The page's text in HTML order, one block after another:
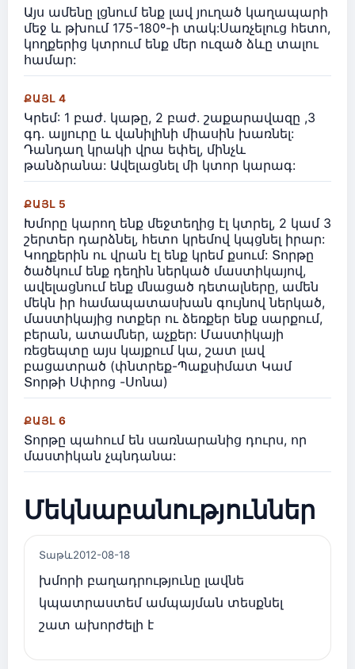
Այս ամենը լցնում ենք լավ յուղած կաղապարի
մեջ և թխում 175-180º-ի տակ:Սառչելուց հետո,
կողքերից կտրում ենք մեր ուզած ձևը տալու
համար:
ՔԱՅԼ 4
Կրեմ: 1 բաժ. կաթը, 2 բաժ. շաքարավազը ,3
գդ. ալյուրը և վանիլինի միասին խառնել:
Դանդաղ կրակի վրա եփել, մինչև
թանձրանա: Ավելացնել մի կտոր կարագ:
ՔԱՅԼ 5
Խմորը կարող ենք մեջտեղից էլ կտրել, 2 կամ 3
շերտեր դարձնել, հետո կրեմով կպցնել իրար:
Կողքերին ու վրան էլ ենք կրեմ քսում: Տորթը
ծածկում ենք դեղին ներկած մաստիկայով,
ավելացնում ենք մնացած դետալները, ամեն
մեկն իր համապատասխան գույնով ներկած,
մաստիկայից ոտքեր ու ձեռքեր ենք սարքում,
բերան, ատամներ, աչքեր: Մաստիկայի
ռեցեպտը այս կայքում կա, շատ լավ
բացատրած (փնտրեք-Պաքսիմատ Կամ
Տորթի Սփրոց -Սոնա)
ՔԱՅԼ 6
Տորթը պահում են սառնարանից դուրս, որ
մաստիկան չպնդանա:
Մեկնաբանություններ
Տաթև 2012-08-18
խմորի բաղադրությունը լավնե
կպատրաստեմ ամպայման տեսքնել
շատ ախորժելի է